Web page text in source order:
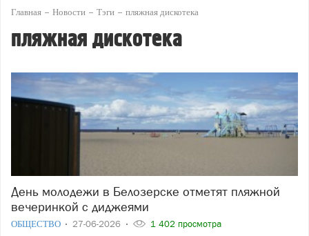
Главная Новости Тэги пляжная дискотека
пляжная дискотека
День молодежи в Белозерске отметят пляжной
вечеринкой с диджеями
ОБЩЕСТВО 27-06-2026 1 402 просмотра